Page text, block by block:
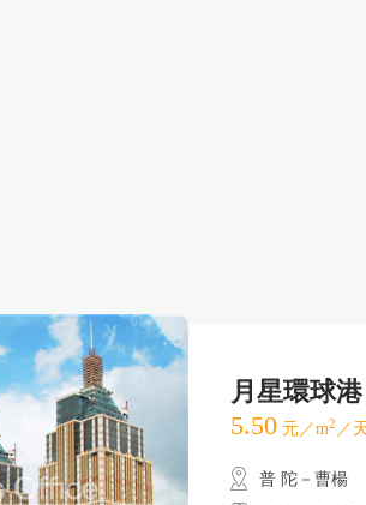
月星環球港
5.50 元／m2 ／
普 陀－曹楊